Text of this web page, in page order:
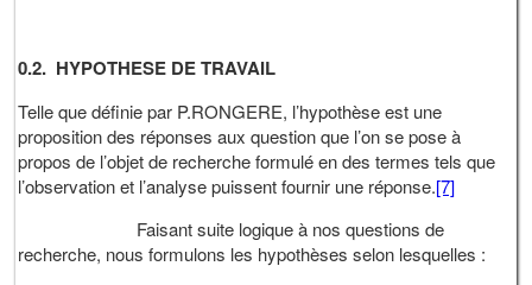
0.2. HYPOTHESE DE TRAVAIL
Telle que définie par P.RONGERE, l’hypothèse est une
proposition des réponses aux question que l’on se pose à
propos de l’objet de recherche formulé en des termes tels que
l’observation et l’analyse puissent fournir une réponse.[7]
Faisant suite logique à nos questions de
recherche, nous formulons les hypothèses selon lesquelles :